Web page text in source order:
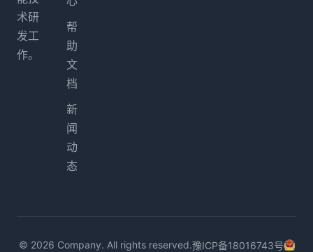
术研
发工
作。
帮
助
文
档
新
闻
动
态
© 2026 Company. All rights reserved.豫ICP备18016743号